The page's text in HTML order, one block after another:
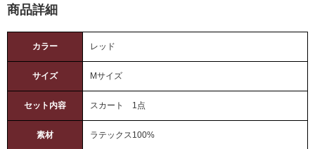
商品詳細
カラー レッド
サイズ Mサイズ
セット内容 スカート 1点
素材 ラテックス100%